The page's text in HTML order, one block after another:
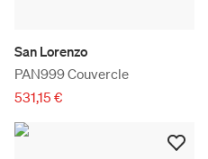
San Lorenzo
PAN999 Couvercle
531,15 €